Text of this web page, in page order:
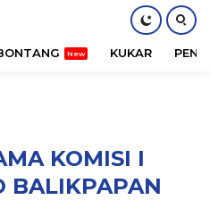
KUKAR
KOMISI I
BALIKPAPAN